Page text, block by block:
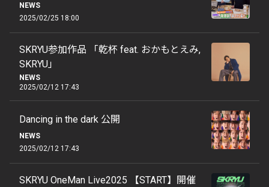
NEWS
2025/02/25 18:00
SKRYU参加作品 「乾杯 feat. おかもとえみ,
SKRYU」
NEWS
2025/02/12 17:43
Dancing in the dark 公開
NEWS
2025/02/12 17:43
SKRYU OneMan Live2025 【START】開催